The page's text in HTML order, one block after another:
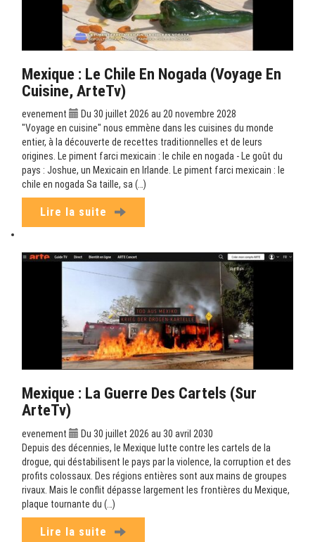
Mexique : Le Chile En Nogada (Voyage En
Cuisine, ArteTv)
evenement
Du 30 juillet 2026 au 20 novembre 2028
"Voyage en cuisine" nous emmène dans les cuisines du monde
entier, à la découverte de recettes traditionnelles et de leurs
origines. Le piment farci mexicain : le chile en nogada - Le goût du
pays : Joshue, un Mexicain en Irlande. Le piment farci mexicain : le
chile en nogada Sa taille, sa (…)
Lire la suite
Mexique : La Guerre Des Cartels (sur
ArteTv)
evenement
Du 30 juillet 2026 au 30 avril 2030
Depuis des décennies, le Mexique lutte contre les cartels de la
drogue, qui déstabilisent le pays par la violence, la corruption et des
profits colossaux. Des régions entières sont aux mains de groupes
rivaux. Mais le conflit dépasse largement les frontières du Mexique,
plaque tournante du (…)
Lire la suite